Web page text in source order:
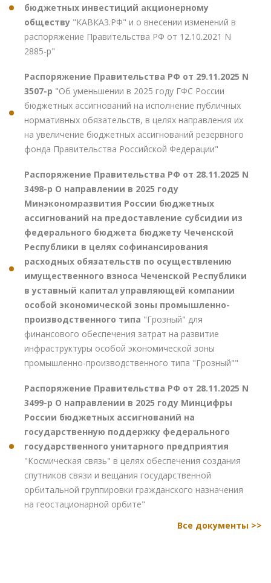
бюджетных инвестиций акционерному
обществу "КАВКАЗ.РФ" и о внесении изменений в
распоряжение Правительства РФ от 12.10.2021 N
2885-р"
Распоряжение Правительства РФ от 29.11.2025 N
3507-р "Об уменьшении в 2025 году ГФС России
бюджетных ассигнований на исполнение публичных
нормативных обязательств, в целях направления их
на увеличение бюджетных ассигнований резервного
фонда Правительства Российской Федерации"
Распоряжение Правительства РФ от 28.11.2025 N
3498-р О направлении в 2025 году
Минэкономразвития России бюджетных
ассигнований на предоставление субсидии из
федерального бюджета бюджету Чеченской
Республики в целях софинансирования
расходных обязательств по осуществлению
имущественного взноса Чеченской Республики
в уставный капитал управляющей компании
особой экономической зоны промышленно-
производственного типа "Грозный" для
финансового обеспечения затрат на развитие
инфраструктуры особой экономической зоны
промышленно-производственного типа "Грозный""
Распоряжение Правительства РФ от 28.11.2025 N
3499-р О направлении в 2025 году Минцифры
России бюджетных ассигнований на
государственную поддержку федерального
государственного унитарного предприятия
"Космическая связь" в целях обеспечения создания
спутников связи и вещания государственной
орбитальной группировки гражданского назначения
на геостационарной орбите"
Все документы >>